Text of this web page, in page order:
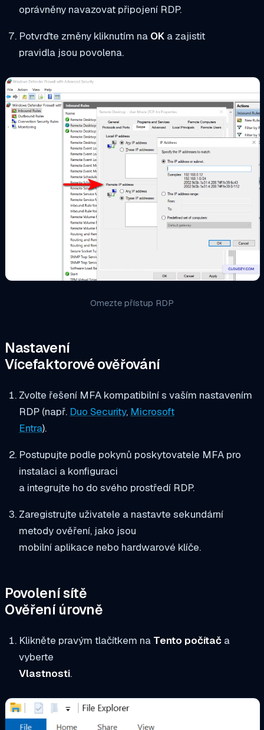
oprávněny navazovat připojení RDP.
Potvrďte změny kliknutím na OKa zajistit
pravidla jsou povolena.
Omezte přístup RDP
Nastavení
Vícefaktorové ověřování
Zvolte řešení MFA kompatibilní s vaším nastavením
RDP (např. Duo Security, Microsoft
Entra).
Postupujte podle pokynů poskytovatele MFA pro
instalaci a konfiguraci
a integrujte ho do svého prostředí RDP.
Zaregistrujte uživatele a nastavte sekundární
metody ověření, jako jsou
mobilní aplikace nebo hardwarové klíče.
Povolení sítě
Ověření úrovně
Klikněte pravým tlačítkem na Tento počítača
vyberte
Vlastnosti.